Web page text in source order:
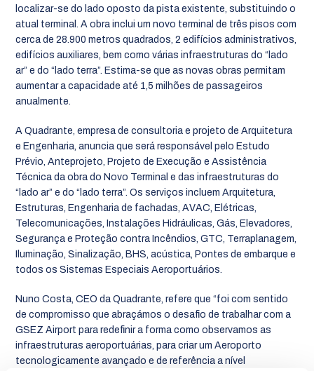
localizar-se do lado oposto da pista existente, substituindo o
atual terminal. A obra inclui um novo terminal de três pisos com
cerca de 28.900 metros quadrados, 2 edifícios administrativos,
edifícios auxiliares, bem como várias infraestruturas do “lado
ar” e do “lado terra”. Estima-se que as novas obras permitam
aumentar a capacidade até 1,5 milhões de passageiros
anualmente.
A Quadrante, empresa de consultoria e projeto de Arquitetura
e Engenharia, anuncia que será responsável pelo Estudo
Prévio, Anteprojeto, Projeto de Execução e Assistência
Técnica da obra do Novo Terminal e das infraestruturas do
“lado ar” e do “lado terra”. Os serviços incluem Arquitetura,
Estruturas, Engenharia de fachadas, AVAC, Elétricas,
Telecomunicações, Instalações Hidráulicas, Gás, Elevadores,
Segurança e Proteção contra Incêndios, GTC, Terraplanagem,
Iluminação, Sinalização, BHS, acústica, Pontes de embarque e
todos os Sistemas Especiais Aeroportuários.
Nuno Costa, CEO da Quadrante, refere que “foi com sentido
de compromisso que abraçámos o desafio de trabalhar com a
GSEZ Airport para redefinir a forma como observamos as
infraestruturas aeroportuárias, para criar um Aeroporto
tecnologicamente avançado e de referência a nível